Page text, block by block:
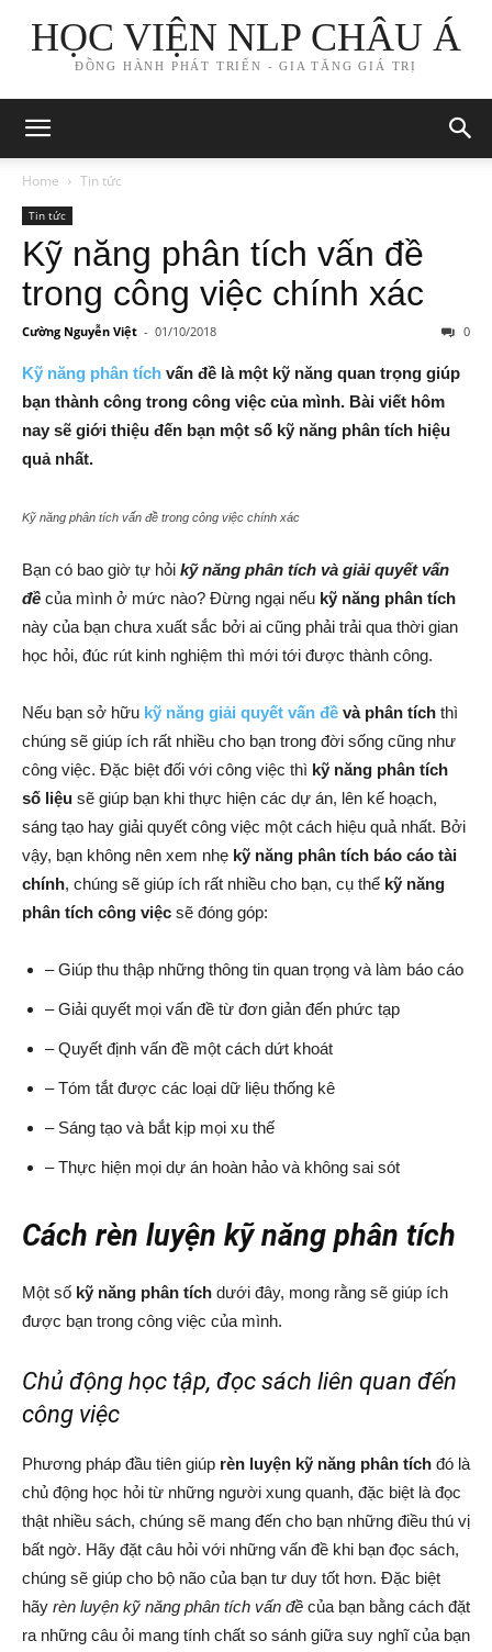
HỌC VIỆN NLP CHÂU Á
ĐỒNG HÀNH PHÁT TRIỂN - GIA TĂNG GIÁ TRỊ
Home Tin tức
Tin tức
Kỹ năng phân tích vấn đề
trong công việc chính xác
Cường Nguyễn Việt - 01/10/2018 0
Kỹ năng phân tích vấn đề là một kỹ năng quan trọng giúp
bạn thành công trong công việc của mình. Bài viết hôm
nay sẽ giới thiệu đến bạn một số kỹ năng phân tích hiệu
quả nhất.
Kỹ năng phân tích vấn đề trong công việc chính xác
Bạn có bao giờ tự hỏi kỹ năng phân tích và giải quyết vấn
đề của mình ở mức nào? Đừng ngại nếu kỹ năng phân tích
này của bạn chưa xuất sắc bởi ai cũng phải trải qua thời gian
học hỏi, đúc rút kinh nghiệm thì mới tới được thành công.
Nếu bạn sở hữu kỹ năng giải quyết vấn đề và phân tích thì
chúng sẽ giúp ích rất nhiều cho bạn trong đời sống cũng như
công việc. Đặc biệt đối với công việc thì kỹ năng phân tích
số liệu sẽ giúp bạn khi thực hiện các dự án, lên kế hoạch,
sáng tạo hay giải quyết công việc một cách hiệu quả nhất. Bởi
vậy, bạn không nên xem nhẹ kỹ năng phân tích báo cáo tài
chính, chúng sẽ giúp ích rất nhiều cho bạn, cụ thể kỹ năng
phân tích công việc sẽ đóng góp:
– Giúp thu thập những thông tin quan trọng và làm báo cáo
– Giải quyết mọi vấn đề từ đơn giản đến phức tạp
– Quyết định vấn đề một cách dứt khoát
– Tóm tắt được các loại dữ liệu thống kê
– Sáng tạo và bắt kịp mọi xu thế
– Thực hiện mọi dự án hoàn hảo và không sai sót
Cách rèn luyện kỹ năng phân tích
Một số kỹ năng phân tích dưới đây, mong rằng sẽ giúp ích
được bạn trong công việc của mình.
Chủ động học tập, đọc sách liên quan đến
công việc
Phương pháp đầu tiên giúp rèn luyện kỹ năng phân tích đó là
chủ động học hỏi từ những người xung quanh, đặc biệt là đọc
thật nhiều sách, chúng sẽ mang đến cho bạn những điều thú vị
bất ngờ. Hãy đặt câu hỏi với những vấn đề khi bạn đọc sách,
chúng sẽ giúp cho bộ não của bạn tư duy tốt hơn. Đặc biệt
hãy rèn luyện kỹ năng phân tích vấn đề của bạn bằng cách đặt
ra những câu ỏi mang tính chất so sánh giữa suy nghĩ của bạn